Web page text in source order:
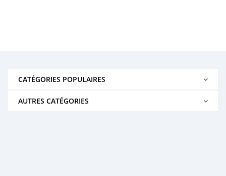
CATÉGORIES POPULAIRES
AUTRES CATÉGORIES